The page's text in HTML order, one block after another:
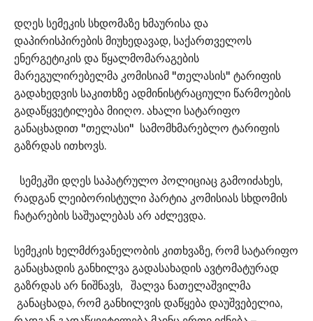
დღეს სემეკის სხდომაზე ხმაურისა და
დაპირისპირების მიუხედავად, საქართველოს
ენერგეტიკის და წყალმომარაგების
მარეგულირებელმა კომისიამ "თელასის" ტარიფის
გადახედვის საკითხზე ადმინისტრაციული წარმოების
გადაწყვეტილება მიიღო. ახალი სატარიფო
განაცხადით "თელასი" სამომხმარებლო ტარიფის
გაზრდას ითხოვს.
სემეკში დღეს საპატრულო პოლიციაც გამოიძახეს,
რადგან ლეიბორისტული პარტია კომისიას სხდომის
ჩატარების საშუალებას არ აძლევდა.
სემეკის ხელმძრვანელობის კითხვაზე, რომ სატარიფო
განაცხადის განხილვა გადასახადის ავტომატურად
გაზრდას არ ნიშნავს, შალვა ნათელაშვილმა
განაცხადა, რომ განხილვის დაწყება დაუშვებელია,